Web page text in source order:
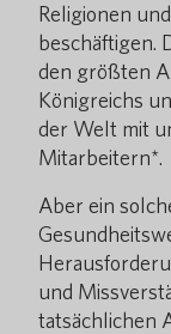
Religionen
beschäftigen.
den größten
Königreichs
der Welt mit
Mitarbeitern*.
Aber ein
und
tatsächlichen